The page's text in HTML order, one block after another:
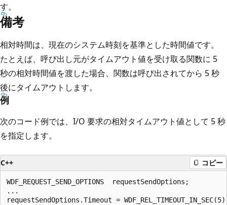
す。
備考
相対時間は、現在のシステム時刻を基準とした時間値です。
たとえば、呼び出し元がタイムアウト値を受け取る関数に 5
秒の相対時間値を渡した場合、関数は呼び出されてから 5 秒
後にタイムアウトします。
例
次のコード例では、I/O 要求の相対タイムアウト値として 5 秒
を指定します。
C++ コピー
WDF_REQUEST_SEND_OPTIONS  requestSendOptions;
...
requestSendOptions.Timeout =